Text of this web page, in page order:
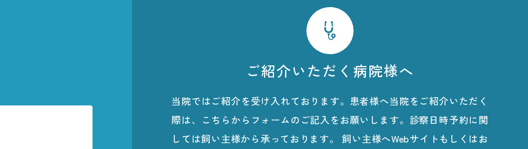
ご紹介いただく病院様へ
当院ではご紹介を受け入れております。患者様へ当院をご紹介いただく
際は、こちらからフォームのご記入をお願いします。診察日時予約に関
しては飼い主様から承っております。 飼い主様へWebサイトもしくはお